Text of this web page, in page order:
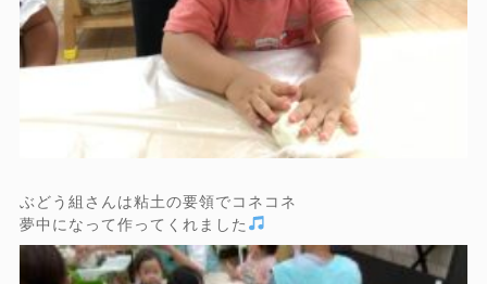
ぶどう組さんは粘土の要領でコネコネ
夢中になって作ってくれました